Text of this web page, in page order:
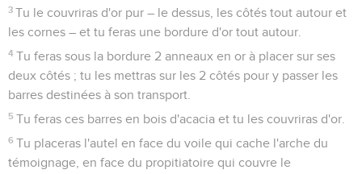
3 Tu le couvriras d'or pur – le dessus, les côtés tout autour et
les cornes – et tu feras une bordure d'or tout autour.
4 Tu feras sous la bordure 2 anneaux en or à placer sur ses
deux côtés ; tu les mettras sur les 2 côtés pour y passer les
barres destinées à son transport.
5 Tu feras ces barres en bois d'acacia et tu les couvriras d'or.
6 Tu placeras l'autel en face du voile qui cache l'arche du
témoignage, en face du propitiatoire qui couvre le